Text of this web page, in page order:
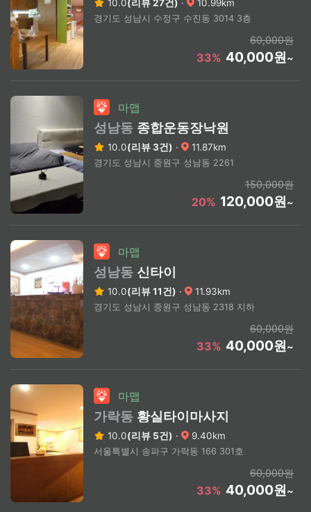
10.0(리뷰 27건) · 10.99km
경기도 성남시 수정구 수진동 3014 3층
60,000원
33% 40,000원~
마맵
성남동 종합운동장낙원
10.0(리뷰 3건) · 11.87km
경기도 성남시 중원구 성남동 2261
150,000원
20% 120,000원~
마맵
성남동 신타이
10.0(리뷰 11건) · 11.93km
경기도 성남시 중원구 성남동 2318 지하
60,000원
33% 40,000원~
마맵
가락동 황실타이마사지
10.0(리뷰 5건) · 9.40km
서울특별시 송파구 가락동 166 301호
60,000원
33% 40,000원~